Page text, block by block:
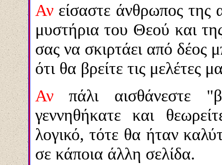
Ανείσαστε άνθρωπος της
μυστήρια του Θεού και
σας να σκιρτάει από δέος
ότι θα βρείτε τις μελέτες
Ανπάλι αισθάνεστε
γεννηθήκατε και
λογικό, τότε θα ήταν
σε κάποια άλλη σελίδα.